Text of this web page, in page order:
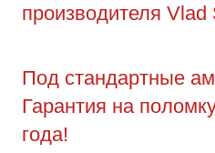
производителя Vlad
Под стандартные
Гарантия на
года!